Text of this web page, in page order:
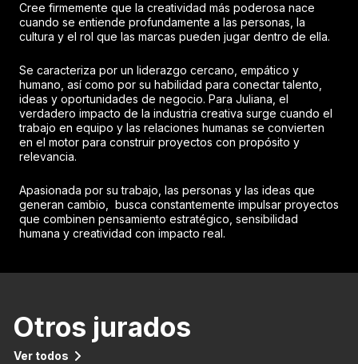
Cree firmemente que la creatividad más poderosa nace
cuando se entiende profundamente a las personas, la
cultura y el rol que las marcas pueden jugar dentro de ella.
Se caracteriza por un liderazgo cercano, empático y
humano, así como por su habilidad para conectar talento,
ideas y oportunidades de negocio. Para Juliana, el
verdadero impacto de la industria creativa surge cuando el
trabajo en equipo y las relaciones humanas se convierten
en el motor para construir proyectos con propósito y
relevancia.
Apasionada por su trabajo, las personas y las ideas que
generan cambio, busca constantemente impulsar proyectos
que combinen pensamiento estratégico, sensibilidad
humana y creatividad con impacto real.
Otros jurados
Ver todos